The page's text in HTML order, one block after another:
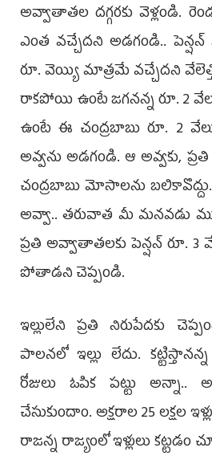
అవ్వాతాతల దగ్గరకు వెళ్లండి.
ఎంత వచ్చేదని అడగండి..
రూ. వెయ్యి మాత్రమే వచ్చేదని వేలెత్తి
రాకపోయి ఉంటే జగనన్న రూ. 2
ఉంటే ఈ చంద్రబాబు రూ. 2
అవ్వను అడగండి. ఆ అవ్వకు,
చంద్రబాబు మోసాలను బలికావొద్దు..
అవ్వా.. తరువాత మీ మనవడు
ప్రతి అవ్వాతాతలకు పెన్షన్‌ రూ. 3
పోతాడని చెప్పండి.
ఇల్లులేని ప్రతి నిరుపేదకు
పాలనలో ఇల్లు లేదు.
రోజులు ఓపిక పట్టు అన్నా..
చేసుకుందాం. అక్షరాల 25 లక్షల
రాజన్న రాజ్యంలో ఇళ్లులు కట్టడం